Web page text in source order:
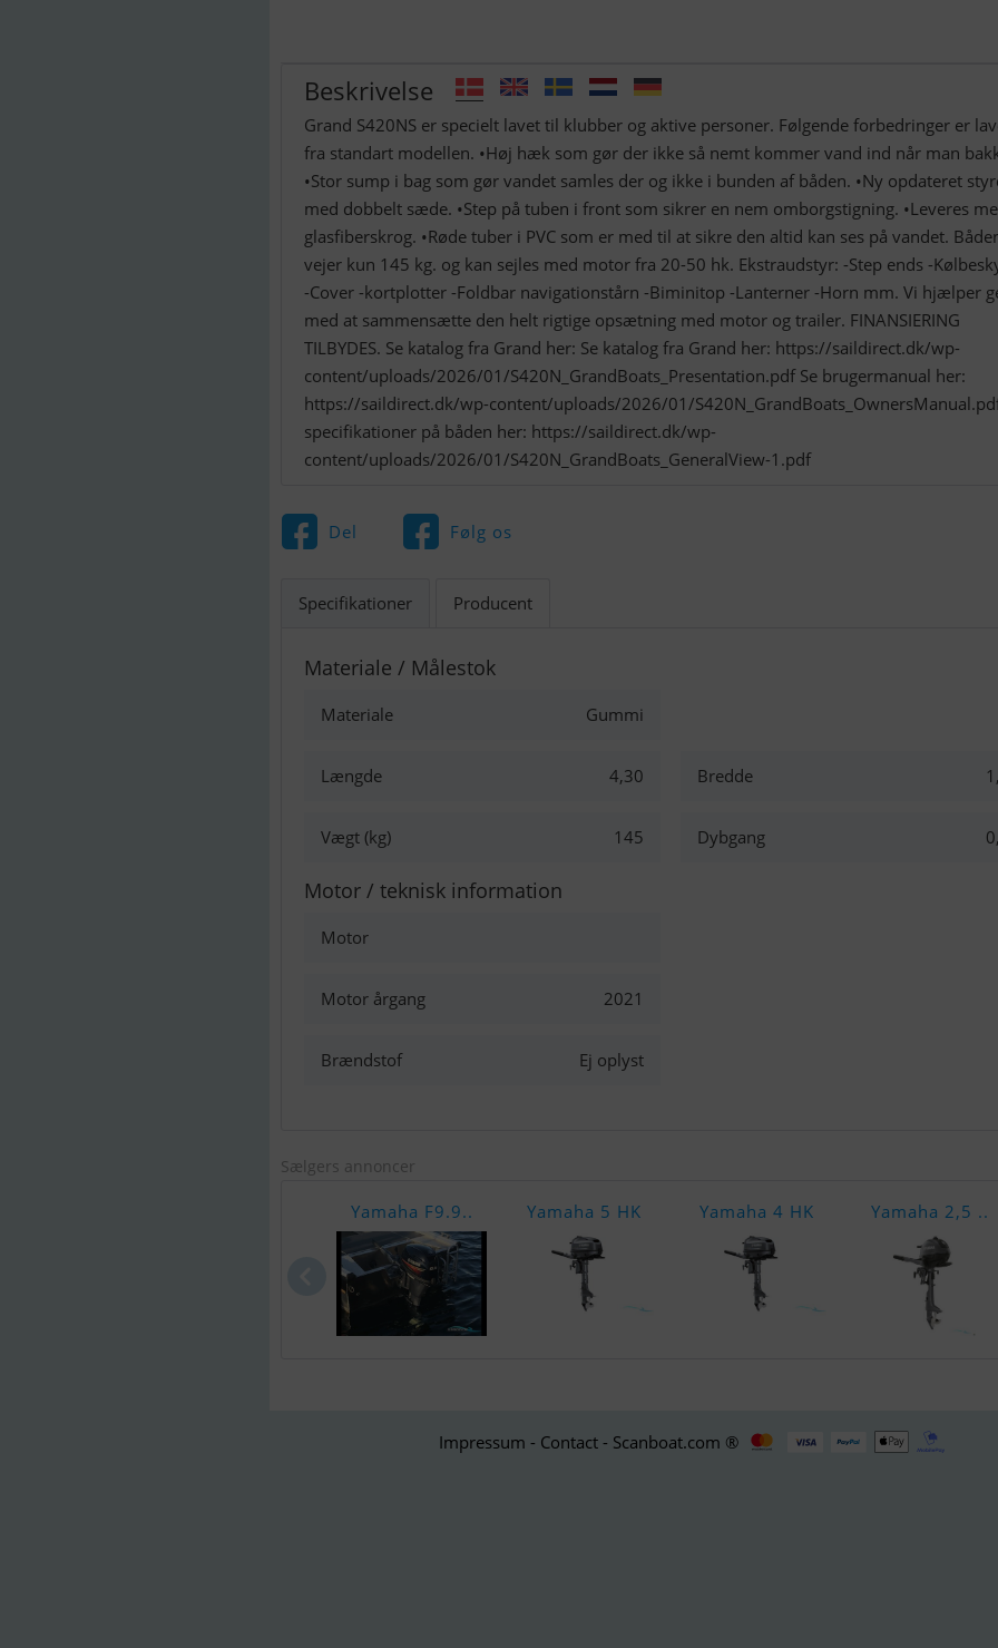
Beskrivelse
Grand S420NS er specielt lavet til klubber og aktive personer. Følgende forbedringer er
fra standart modellen. •Høj hæk som gør der ikke så nemt kommer vand ind når man
•Stor sump i bag som gør vandet samles der og ikke i bunden af båden. •Ny opdateret
med dobbelt sæde. •Step på tuben i front som sikrer en nem omborgstigning. •Leveres
glasfiberskrog. •Røde tuber i PVC som er med til at sikre den altid kan ses på vandet.
vejer kun 145 kg. og kan sejles med motor fra 20-50 hk. Ekstraudstyr: -Step ends -
-Cover -kortplotter -Foldbar navigationstårn -Biminitop -Lanterner -Horn mm. Vi hjælper
med at sammensætte den helt rigtige opsætning med motor og trailer. FINANSIERING
TILBYDES. Se katalog fra Grand her: Se katalog fra Grand her: https://saildirect.dk/wp-
content/uploads/2026/01/S420N_GrandBoats_Presentation.pdf Se brugermanual her:
https://saildirect.dk/wp-content/uploads/2026/01/
specifikationer på båden her: https://saildirect.dk/wp-
content/uploads/2026/01/S420N_GrandBoats_GeneralView-1.pdf
Del Følg os
Specifikationer Producent
Materiale / Målestok
Materiale Gummi
Længde 4,30 Bredde
Vægt (kg) 145 Dybgang
Motor / teknisk information
Motor
Motor årgang 2021
Brændstof Ej oplyst
Sælgers annoncer
Yamaha F9.9.. Yamaha 5 HK Yamaha 4 HK Yamaha 2,5 ..
Impressum - Contact - Scanboat.com ®